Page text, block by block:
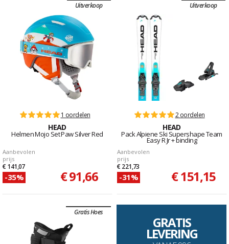
Uitverkoop
1 oordelen
HEAD
Helmen Mojo Set Paw Silver Red
Aanbevolen
prijs
€ 141,07
-35% € 91,66
Uitverkoop
2 oordelen
HEAD
Pack Alpiene Ski Supershape Team
Easy R Jr + binding
Aanbevolen
prijs
€ 221,73
-31% € 151,15
Gratis Hoes
GRATIS
LEVERING